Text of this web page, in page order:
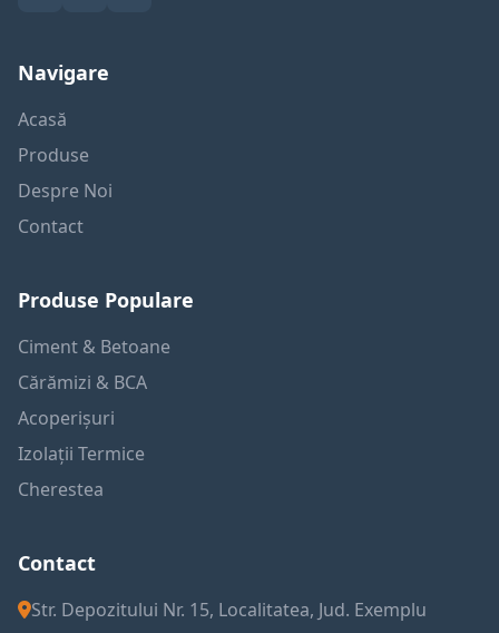
Navigare
Acasă
Produse
Despre Noi
Contact
Produse Populare
Ciment & Betoane
Cărămizi & BCA
Acoperișuri
Izolații Termice
Cherestea
Contact
Str. Depozitului Nr. 15, Localitatea, Jud. Exemplu